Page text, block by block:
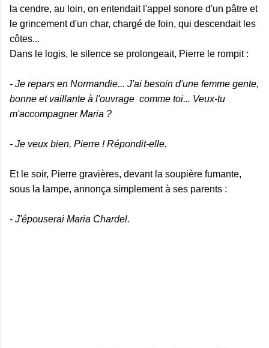
la cendre, au loin, on entendait l'appel sonore d'un pâtre et
le grincement d'un char, chargé de foin, qui descendait les
côtes...
Dans le logis, le silence se prolongeait, Pierre le rompit :
- Je repars en Normandie... J'ai besoin d'une femme gente,
bonne et vaillante à l'ouvrage comme toi... Veux-tu
m'accompagner Maria ?
- Je veux bien, Pierre ! Répondit-elle.
Et le soir, Pierre gravières, devant la soupière fumante,
sous la lampe, annonça simplement à ses parents :
- J'épouserai Maria Chardel.